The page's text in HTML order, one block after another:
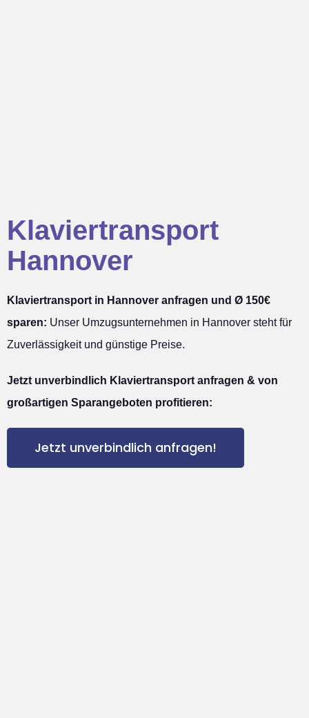
Klaviertransport
Hannover
Klaviertransport in Hannover anfragen und Ø 150€
sparen: Unser Umzugsunternehmen in Hannover steht für
Zuverlässigkeit und günstige Preise.
Jetzt unverbindlich Klaviertransport anfragen & von
großartigen Sparangeboten profitieren:
Jetzt unverbindlich anfragen!